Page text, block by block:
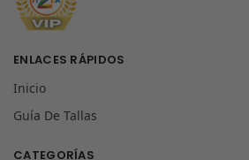
ENLACES RÁPIDOS
Inicio
Guía De Tallas
CATEGORÍAS